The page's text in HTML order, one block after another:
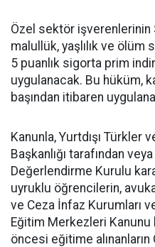
Özel sektör işverenlerinin
malullük, yaşlılık ve ölüm
5 puanlık sigorta prim
uygulanacak. Bu hüküm,
başından itibaren
Kanunla, Yurtdışı Türkler
Başkanlığı tarafından
Değerlendirme Kurulu
uyruklu öğrencilerin,
ve Ceza İnfaz Kurumları
Eğitim Merkezleri
öncesi eğitime alınanların